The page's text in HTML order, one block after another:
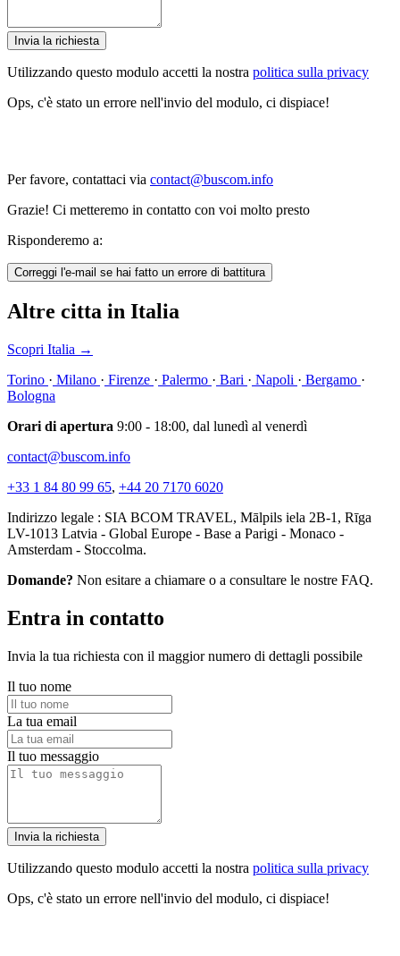
Invia la richiesta
Utilizzando questo modulo accetti la nostra politica sulla privacy
Ops, c'è stato un errore nell'invio del modulo, ci dispiace!
Per favore, contattaci via contact@buscom.info
Grazie! Ci metteremo in contatto con voi molto presto
Risponderemo a:
Correggi l'e-mail se hai fatto un errore di battitura
Altre citta in Italia
Scopri Italia →
Torino · Milano · Firenze · Palermo · Bari · Napoli · Bergamo ·
Bologna
Orari di apertura 9:00 - 18:00, dal lunedì al venerdì
contact@buscom.info
+33 1 84 80 99 65, +44 20 7170 6020
Indirizzo legale : SIA BCOM TRAVEL, Mālpils iela 2B-1, Rīga
LV-1013 Latvia - Global Europe - Base a Parigi - Monaco -
Amsterdam - Stoccolma.
Domande? Non esitare a chiamare o a consultare le nostre FAQ.
Entra in contatto
Invia la tua richiesta con il maggior numero di dettagli possibile
Il tuo nome
La tua email
Il tuo messaggio
Invia la richiesta
Utilizzando questo modulo accetti la nostra politica sulla privacy
Ops, c'è stato un errore nell'invio del modulo, ci dispiace!